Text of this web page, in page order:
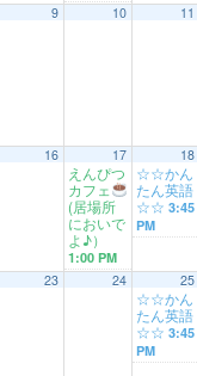
9 10 11
16 17
えんぴつ
カフェ
(居場所
においで
よ♪）
1:00 PM
18
☆☆かん
たん英語
☆☆3:45
PM
23 24 25
☆☆かん
たん英語
☆☆3:45
PM